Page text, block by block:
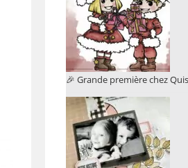
🎉 Grande première chez